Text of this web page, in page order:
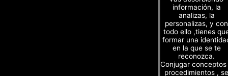
información, la
analizas, la
personalizas, y con
todo ello ,tienes
formar una
en la que se te
reconozca.
Conjugar
procedimientos , se